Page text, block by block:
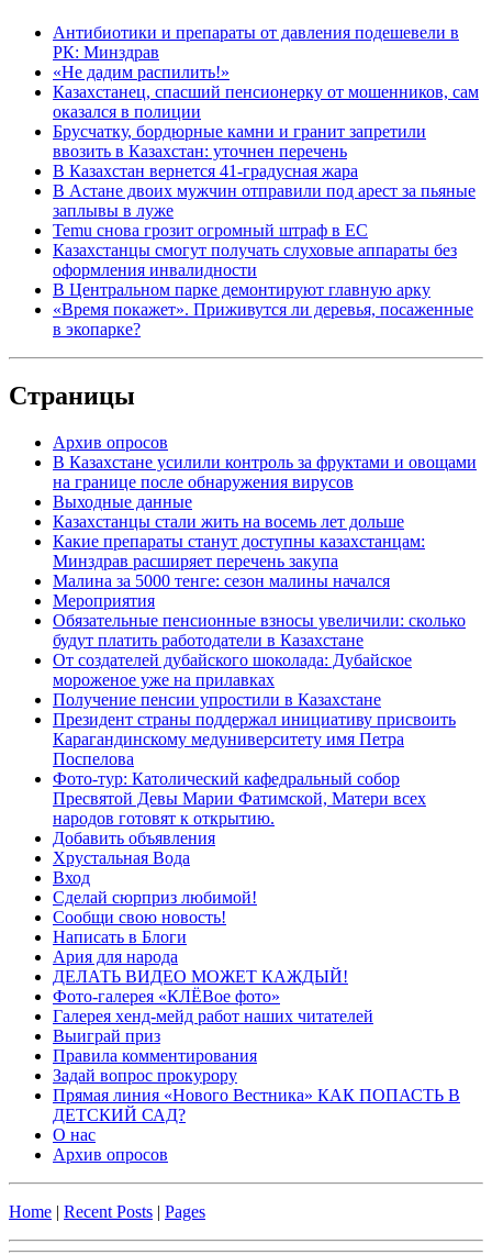
Антибиотики и препараты от давления подешевели в
РК: Минздрав
«Не дадим распилить!»
Казахстанец, спасший пенсионерку от мошенников, сам
оказался в полиции
Брусчатку, бордюрные камни и гранит запретили
ввозить в Казахстан: уточнен перечень
В Казахстан вернется 41-градусная жара
В Астане двоих мужчин отправили под арест за пьяные
заплывы в луже
Temu снова грозит огромный штраф в ЕС
Казахстанцы смогут получать слуховые аппараты без
оформления инвалидности
В Центральном парке демонтируют главную арку
«Время покажет». Приживутся ли деревья, посаженные
в экопарке?
Страницы
Архив опросов
В Казахстане усилили контроль за фруктами и овощами
на границе после обнаружения вирусов
Выходные данные
Казахстанцы стали жить на восемь лет дольше
Какие препараты станут доступны казахстанцам:
Минздрав расширяет перечень закупа
Малина за 5000 тенге: сезон малины начался
Мероприятия
Обязательные пенсионные взносы увеличили: сколько
будут платить работодатели в Казахстане
От создателей дубайского шоколада: Дубайское
мороженое уже на прилавках
Получение пенсии упростили в Казахстане
Президент страны поддержал инициативу присвоить
Карагандинскому медуниверситету имя Петра
Поспелова
Фото-тур: Католический кафедральный собор
Пресвятой Девы Марии Фатимской, Матери всех
народов готовят к открытию.
Добавить объявления
Хрустальная Вода
Вход
Сделай сюрприз любимой!
Сообщи свою новость!
Написать в Блоги
Ария для народа
ДЕЛАТЬ ВИДЕО МОЖЕТ КАЖДЫЙ!
Фото-галерея «КЛЁВое фото»
Галерея хенд-мейд работ наших читателей
Выиграй приз
Правила комментирования
Задай вопрос прокурору
Прямая линия «Нового Вестника» КАК ПОПАСТЬ В
ДЕТСКИЙ САД?
О нас
Архив опросов
Home | Recent Posts | Pages